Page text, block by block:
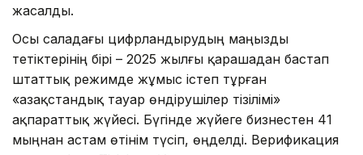
жасалды.
Осы саладағы цифрландырудың маңызды
тетіктерінің бірі – 2025 жылғы қарашадан бастап
штаттық режимде жұмыс істеп тұрған
«Қазақстандық тауар өндірушілер тізілімі»
ақпараттық жүйесі. Бүгінде жүйеге бизнестен 41
мыңнан астам өтінім түсіп, өңделді. Верификация